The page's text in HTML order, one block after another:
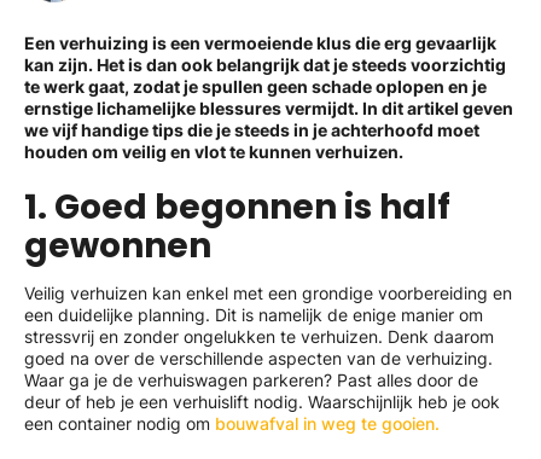
Een verhuizing is een vermoeiende klus die erg gevaarlijk
kan zijn. Het is dan ook belangrijk dat je steeds voorzichtig
te werk gaat, zodat je spullen geen schade oplopen en je
ernstige lichamelijke blessures vermijdt. In dit artikel geven
we vijf handige tips die je steeds in je achterhoofd moet
houden om veilig en vlot te kunnen verhuizen.
1. Goed begonnen is half
gewonnen
Veilig verhuizen kan enkel met een grondige voorbereiding en
een duidelijke planning. Dit is namelijk de enige manier om
stressvrij en zonder ongelukken te verhuizen. Denk daarom
goed na over de verschillende aspecten van de verhuizing.
Waar ga je de verhuiswagen parkeren? Past alles door de
deur of heb je een verhuislift nodig. Waarschijnlijk heb je ook
een container nodig om bouwafval in weg te gooien.